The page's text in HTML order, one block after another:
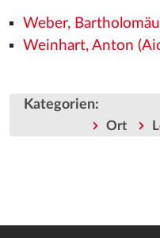
Weber,
Weinhart, Anton
Kategorien:
Ort